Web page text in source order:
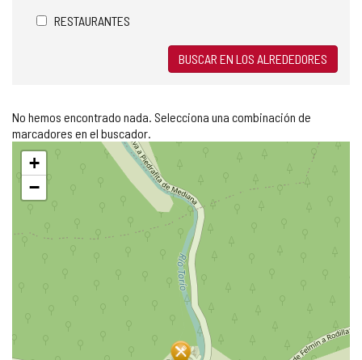
RESTAURANTES
BUSCAR EN LOS ALREDEDORES
No hemos encontrado nada. Selecciona una combinación de
marcadores en el buscador.
Saltar
mapa
+
−